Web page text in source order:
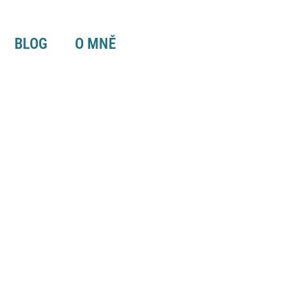
BLOG O MNĚ